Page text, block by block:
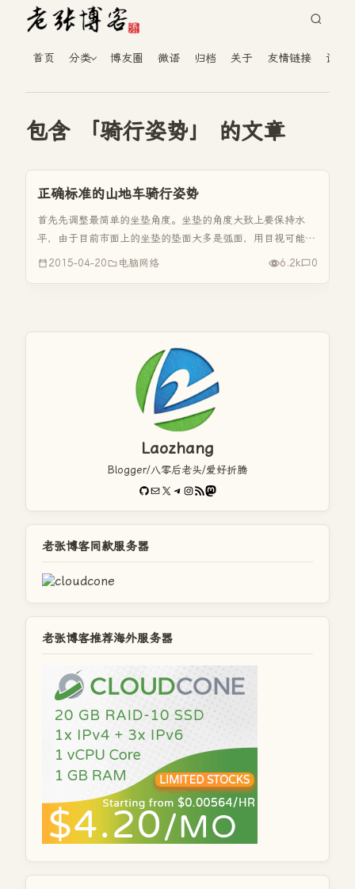
首页 分类 博友圈 微语 归档 关于 友情链接 读者
包含 「骑行姿势」 的文章
正确标准的山地车骑行姿势
首先先调整最简单的坐垫角度。坐垫的角度大致上要保持水
平，由于目前市面上的坐垫的垫面大多是弧面，用目视可能不
太准确，所以可以先拿一把长尺放在坐垫上，再用眼睛目测抓
2015-04-20 电脑网络 6.2k 0
Laozhang
Blogger/八零后老头/爱好折腾
GitHub
电子邮件X Telegram
Instagram
RSS FeedMastodon
老张博客同款服务器
老张博客推荐海外服务器